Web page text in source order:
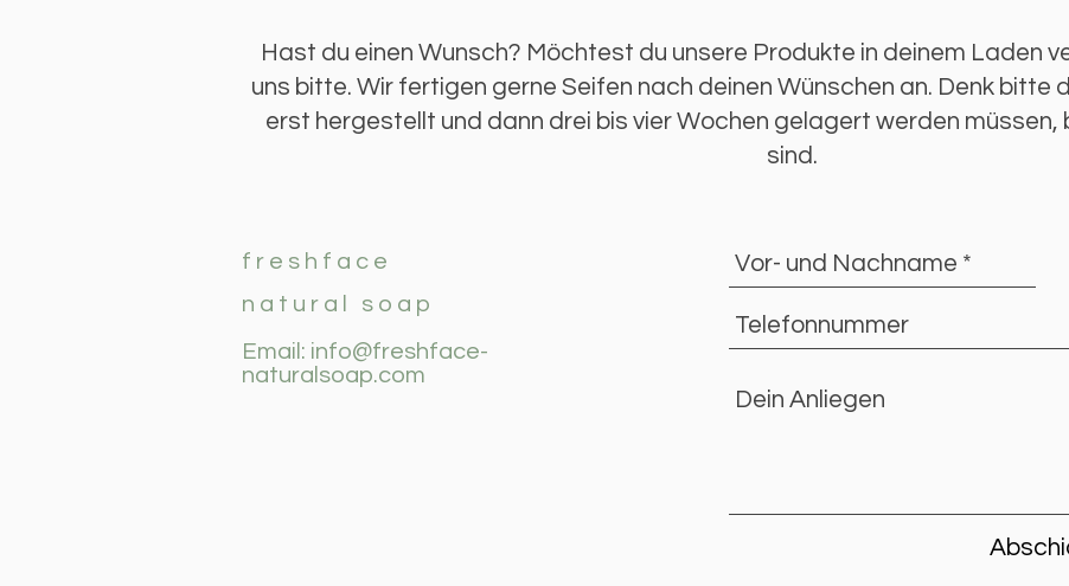
Hast du einen Wunsch? Möchtest du unsere Produkte in deinem Laden
uns bitte. Wir fertigen gerne Seifen nach deinen Wünschen an. Denk bitte
erst hergestellt und dann drei bis vier Wochen gelagert werden
sind.
freshface
natural soap
​Email: info@freshface-
naturalsoap.com